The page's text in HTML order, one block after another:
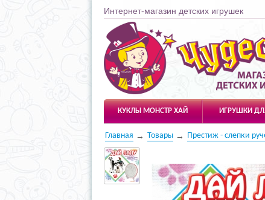
Интернет-магазин детских игрушек
Чудесарик
КУКЛЫ МОНСТР ХАЙ ИГРУШКИ
Главная Товары Престиж - слепки